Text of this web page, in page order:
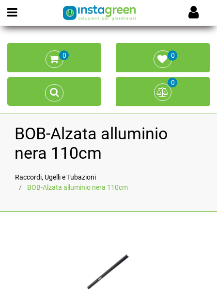
Open menu
0 0
0
BOB-Alzata alluminio
nera 110cm
Raccordi, Ugelli e Tubazioni
BOB-Alzata alluminio nera 110cm